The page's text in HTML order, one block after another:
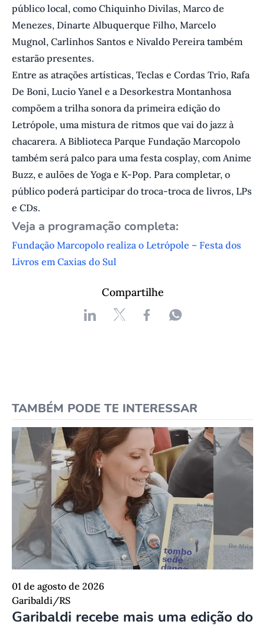
público local, como Chiquinho Divilas, Marco de
Menezes, Dinarte Albuquerque Filho, Marcelo
Mugnol, Carlinhos Santos e Nivaldo Pereira também
estarão presentes.
Entre as atrações artísticas, Teclas e Cordas Trio, Rafa
De Boni, Lucio Yanel e a Desorkestra Montanhosa
compõem a trilha sonora da primeira edição do
Letrópole, uma mistura de ritmos que vai do jazz à
chacarera. A Biblioteca Parque Fundação Marcopolo
também será palco para uma festa cosplay, com Anime
Buzz, e aulões de Yoga e K-Pop. Para completar, o
público poderá participar do troca-troca de livros, LPs
e CDs.
V eja a programação completa:
Fundação Marcopolo realiza o Letrópole – Festa dos
Livros em Caxias do Sul
Compartilhe
TAMBÉM PODE TE INTERESSAR
01 de agosto de 2026
Garibaldi/RS
Garibaldi recebe mais uma edição do